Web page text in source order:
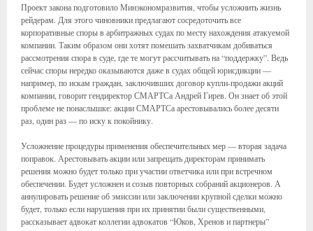
Проект закона подготовило Минэкономразвития, чтобы усложнить жизнь
рейдерам. Для этого чиновники предлагают сосредоточить все
корпоративные споры в арбитражных судах по месту нахождения атакуемой
компании. Таким образом они хотят помешать захватчикам добиваться
рассмотрения спора в суде, где те могут рассчитывать на “поддержку”. Ведь
сейчас споры нередко оказываются даже в судах общей юрисдикции —
например, по искам граждан, заключивших договор купли-продажи акций
компании, говорит гендиректор СМАРТСа Андрей Гирев. Он знает об этой
проблеме не понаслышке: акции СМАРТСа арестовывались более десяти
раз, один раз — по иску к покойнику.
Усложнение процедуры применения обеспечительных мер — вторая задача
поправок. Арестовывать акции или запрещать директорам принимать
решения можно будет только при участии ответчика или при встречном
обеспечении. Будет усложнен и созыв повторных собраний акционеров. А
аннулировать решение об эмиссии или заключении крупной сделки можно
будет, только если нарушения при их принятии были существенными,
рассказывает адвокат коллегии адвокатов “Юков, Хренов и партнеры”